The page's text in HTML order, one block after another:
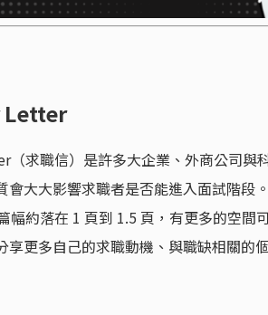
Letter
（求職信）是許多大企業、外商公司與
會大大影響求職者是否能進入面試階段
幅約落在 1 頁到 1.5 頁，有更多的空間
享更多自己的求職動機、與職缺相關的